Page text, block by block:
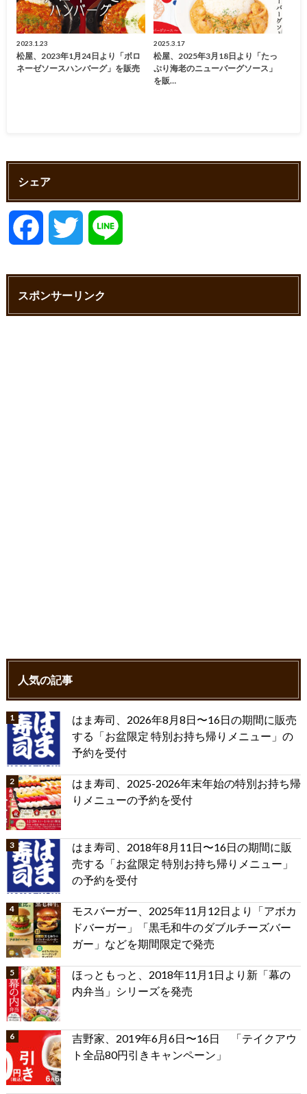
2023.1.23
松屋、2023年1月24日より「ボロ
ネーゼソースハンバーグ」を販売
2025.3.17
松屋、2025年3月18日より「たっ
ぷり海老のニューバーグソース」
を販…
シェア
c i
スポンサーリンク
人気の記事
はま寿司、2026年8月8日〜16日の期間に販売
する「お盆限定 特別お持ち帰りメニュー」の
予約を受付
はま寿司、2025-2026年末年始の特別お持ち帰
りメニューの予約を受付
はま寿司、2018年8月11日〜16日の期間に販
売する「お盆限定 特別お持ち帰りメニュー」
の予約を受付
モスバーガー、2025年11月12日より「アボカ
ドバーガー」「黒毛和牛のダブルチーズバー
ガー」などを期間限定で発売
ほっともっと、2018年11月1日より新「幕の
内弁当」シリーズを発売
吉野家、2019年6月6日〜16日 「テイクアウ
ト全品80円引きキャンペーン」